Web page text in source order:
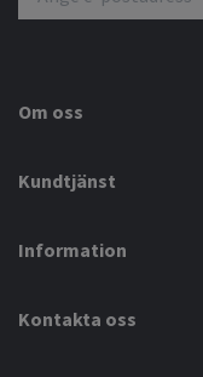
Om oss
Kundtjänst
Information
Kontakta oss